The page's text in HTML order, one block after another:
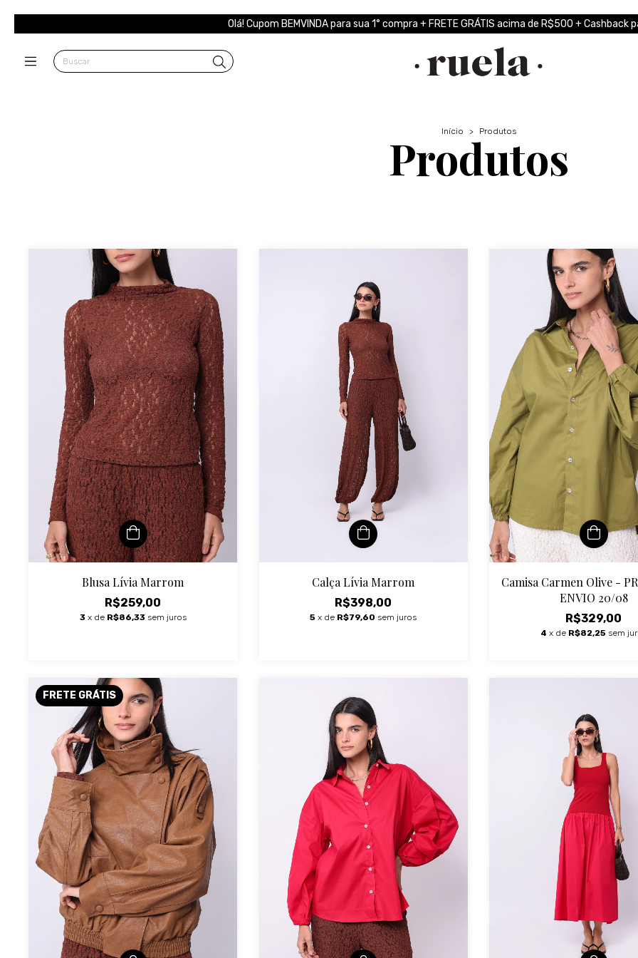
Olá! Cupom BEMVINDA para sua 1° compra + FRETE GRÁTIS acima de R$500 + Cashback
Início > Produtos
Produtos
Blusa Lívia Marrom
R$259,00
3 x de R$86,33 sem juros
Calça Lívia Marrom
R$398,00
5 x de R$79,60 sem juros
Camisa Carmen Olive -
ENVIO 20/08
R$329,00
4 x de R$82,25 sem
FRETE GRÁTIS